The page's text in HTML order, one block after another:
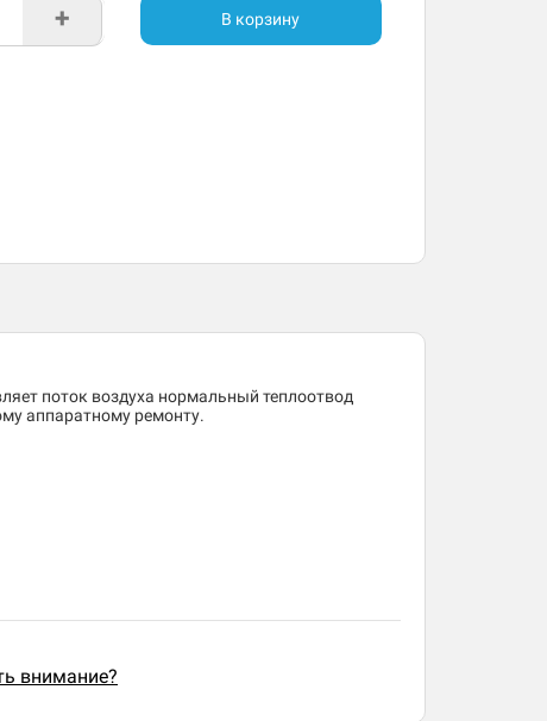
+ В корзину
поток воздуха нормальный теплоотвод
аппаратному ремонту.
внимание?